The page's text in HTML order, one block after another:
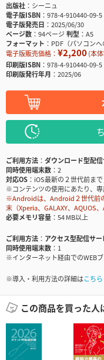
出版社
シーニュ
電子版ISBN
978-4-910440-09-5
電子版発売日
2025/06/30
ページ数
94ページ判型
A5
フォーマット
PDF（パソコンへ
電子版販売価格： ¥2,200(本
印刷版ISBN
978-4-910440-09-5
印刷版発行年月
2025/06
ご利用方法
ダウンロード型配信
同時使用端末数
2
対応OS
iOS最新の２世代前ま
※コンテンツの使用にあたり、
※Androidは、Android２世代前
末（Xperia、GALAXY、AQUOS
必要メモリ容量
54 MB以上
ご利用方法
アクセス型配信サー
同時使用端末数
1
※インターネット経由でのWEB
※導入・利用方法の詳細はこちら
この商品を買った人